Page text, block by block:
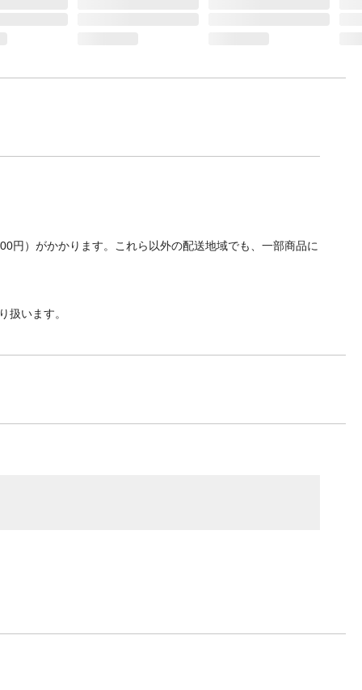
円）がかかります。これら以外の配送地域でも、一部商品に
扱います。